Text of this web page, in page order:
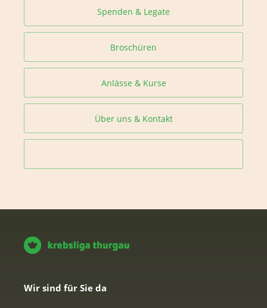
Spenden & Legate
Broschüren
Anlässe & Kurse
Über uns & Kontakt
Wir sind für Sie da